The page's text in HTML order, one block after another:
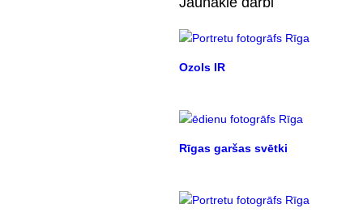
Ozols IR
Rīgas garšas svētki